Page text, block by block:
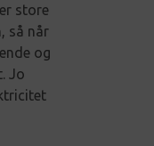
store
så når
og
Jo